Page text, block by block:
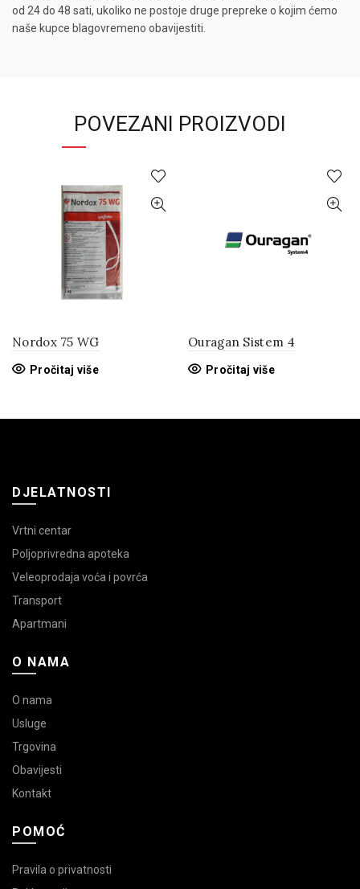
od 24 do 48 sati, ukoliko ne postoje druge prepreke o kojim ćemo
naše kupce blagovremeno obavijestiti.
POVEZANI PROIZVODI
Nordox 75 WG
Pročitaj više
Ouragan Sistem 4
Pročitaj više
DJELATNOSTI
Vrtni centar
Poljoprivredna apoteka
Veleoprodaja voća i povrća
Transport
Apartmani
O NAMA
O nama
Usluge
Trgovina
Obavijesti
Kontakt
POMOĆ
Pravila o privatnosti